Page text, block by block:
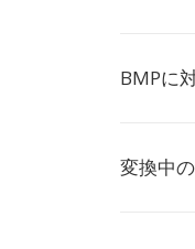
BMPに
変換中